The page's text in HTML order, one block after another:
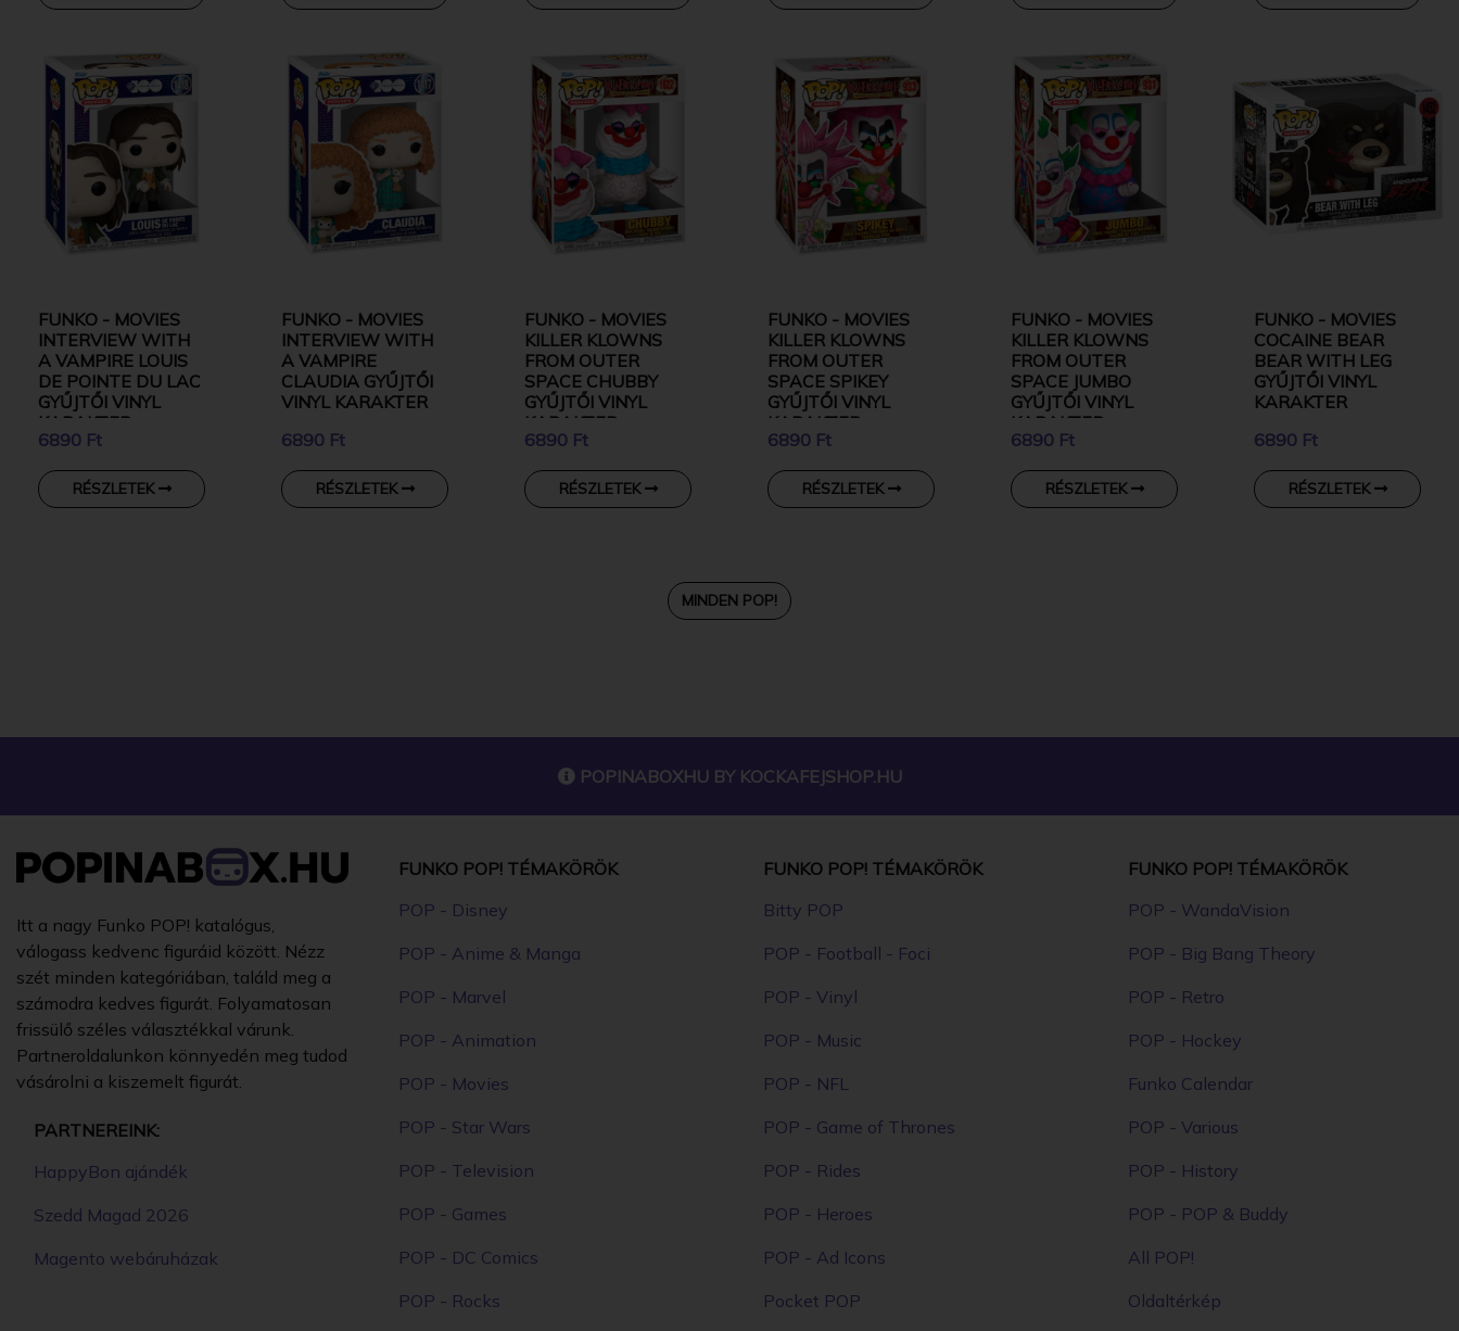
FUNKO - MOVIES
INTERVIEW WITH
A VAMPIRE LOUIS
DE POINTE DU LAC
GYŰJTŐI VINYL
KARAKTER
6890 Ft
RÉSZLETEK
FUNKO - MOVIES
INTERVIEW WITH
A VAMPIRE
CLAUDIA GYŰJTŐI
VINYL KARAKTER
6890 Ft
RÉSZLETEK
FUNKO - MOVIES
KILLER KLOWNS
FROM OUTER
SPACE CHUBBY
GYŰJTŐI VINYL
KARAKTER
6890 Ft
RÉSZLETEK
FUNKO - MOVIES
KILLER KLOWNS
FROM OUTER
SPACE SPIKEY
GYŰJTŐI VINYL
KARAKTER
6890 Ft
RÉSZLETEK
FUNKO - MOVIES
KILLER KLOWNS
FROM OUTER
SPACE JUMBO
GYŰJTŐI VINYL
KARAKTER
6890 Ft
RÉSZLETEK
FUNKO - MOVIES
COCAINE BEAR
BEAR WITH LEG
GYŰJTŐI VINYL
KARAKTER
6890 Ft
RÉSZLETEK
MINDEN POP!
POPINABOXHU BY KOCKAFEJSHOP.HU
Itt a nagy Funko POP! katalógus,
válogass kedvenc figuráid között. Nézz
szét minden kategóriában, találd meg a
számodra kedves figurát. Folyamatosan
frissülő széles választékkal várunk.
Partneroldalunkon könnyedén meg tudod
vásárolni a kiszemelt figurát.
PARTNEREINK:
HappyBon ajándék
Szedd Magad 2026
Magento webáruházak
FUNKO POP! TÉMAKÖRÖK
POP - Disney
POP - Anime & Manga
POP - Marvel
POP - Animation
POP - Movies
POP - Star Wars
POP - Television
POP - Games
POP - DC Comics
POP - Rocks
FUNKO POP! TÉMAKÖRÖK
Bitty POP
POP - Football - Foci
POP - Vinyl
POP - Music
POP - NFL
POP - Game of Thrones
POP - Rides
POP - Heroes
POP - Ad Icons
Pocket POP
FUNKO POP! TÉMAKÖRÖK
POP - WandaVision
POP - Big Bang Theory
POP - Retro
POP - Hockey
Funko Calendar
POP - Various
POP - History
POP - POP & Buddy
All POP!
Oldaltérkép